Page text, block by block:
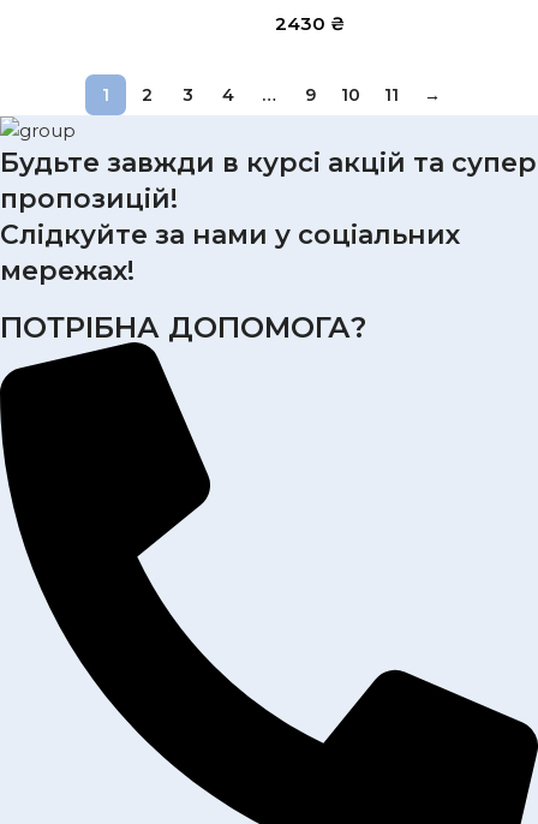
2430 ₴
1 2 3 4 … 9 10 11 →
Будьте завжди в курсі акцій та супер
пропозицій!
Слідкуйте за нами у соціальних
мережах!
ПОТРІБНА ДОПОМОГА?